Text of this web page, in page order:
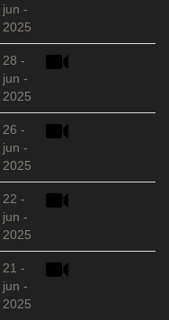
jun -
2025
28 -
jun -
2025
26 -
jun -
2025
22 -
jun -
2025
21 -
jun -
2025